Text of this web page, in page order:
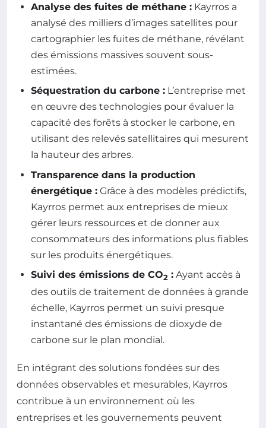
Analyse des fuites de méthane : Kayrros a
analysé des milliers d’images satellites pour
cartographier les fuites de méthane, révélant
des émissions massives souvent sous-
estimées.
Séquestration du carbone : L’entreprise met
en œuvre des technologies pour évaluer la
capacité des forêts à stocker le carbone, en
utilisant des relevés satellitaires qui mesurent
la hauteur des arbres.
Transparence dans la production
énergétique : Grâce à des modèles prédictifs,
Kayrros permet aux entreprises de mieux
gérer leurs ressources et de donner aux
consommateurs des informations plus fiables
sur les produits énergétiques.
Suivi des émissions de CO2 : Ayant accès à
des outils de traitement de données à grande
échelle, Kayrros permet un suivi presque
instantané des émissions de dioxyde de
carbone sur le plan mondial.
En intégrant des solutions fondées sur des
données observables et mesurables, Kayrros
contribue à un environnement où les
entreprises et les gouvernements peuvent